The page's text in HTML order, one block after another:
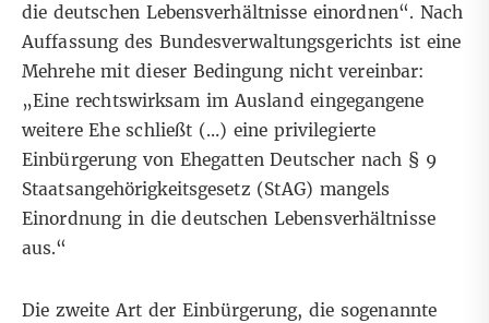
die deutschen Lebensverhältnisse einordnen“. Nach
Auffassung des Bundesverwaltungsgerichts ist eine
Mehrehe mit dieser Bedingung nicht vereinbar:
„Eine rechtswirksam im Ausland eingegangene
weitere Ehe schließt (…) eine privilegierte
Einbürgerung von Ehegatten Deutscher nach § 9
Staatsangehörigkeitsgesetz (StAG) mangels
Einordnung in die deutschen Lebensverhältnisse
aus.“
Die zweite Art der Einbürgerung, diesogenannte